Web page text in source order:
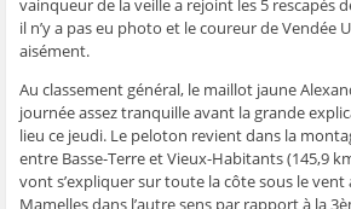
e ) e
vainqueur de la veille a rejoint les 5 rescapés
il n’y a pas eu photo et le coureur de Vendée
aisément.
Au classement général, le maillot jaune
journée assez tranquille avant la grande
lieu ce jeudi. Le peloton revient dans la
entre Basse-Terre et Vieux-Habitants (145,9
vont s’expliquer sur toute la côte sous le vent
Mamelles dans l’autre sens par rapport à la